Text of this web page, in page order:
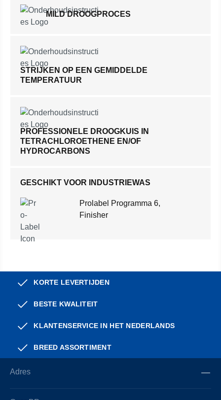
MILD DROOGPROCES
STRIJKEN OP EEN GEMIDDELDE
TEMPERATUUR
PROFESSIONELE DROOGKUIS IN
TETRACHLOROETHENE EN/OF
HYDROCARBONS
GESCHIKT VOOR INDUSTRIEWAS
Prolabel Programma 6,
Finisher
KORTE LEVERTIJDEN
BESTE KWALITEIT
KLANTENSERVICE IN HET NEDERLANDS
BREED ASSORTIMENT
Adres